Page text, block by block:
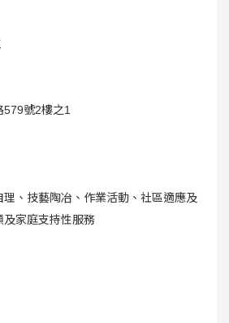
號2樓之1
、技藝陶冶、作業活動、社區適應及
家庭支持性服務